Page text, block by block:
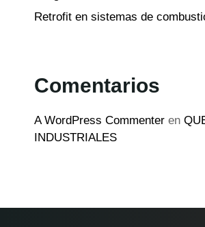
Retrofit en sistemas de
Comentarios
A WordPress Commenter en
INDUSTRIALES